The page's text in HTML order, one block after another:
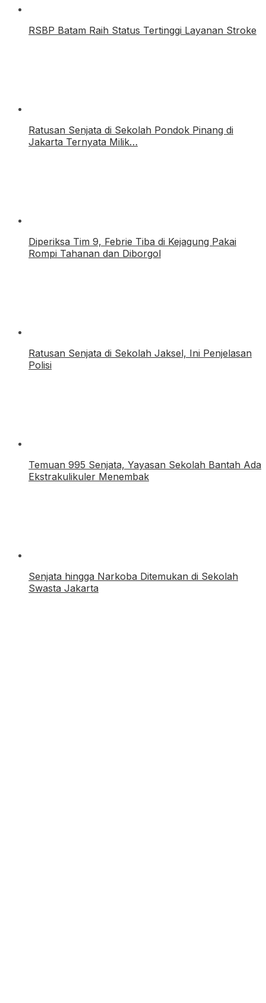
RSBP Batam Raih Status Tertinggi Layanan Stroke
Ratusan Senjata di Sekolah Pondok Pinang di
Jakarta Ternyata Milik…
Diperiksa Tim 9, Febrie Tiba di Kejagung Pakai
Rompi Tahanan dan Diborgol
Ratusan Senjata di Sekolah Jaksel, Ini Penjelasan
Polisi
Temuan 995 Senjata, Yayasan Sekolah Bantah Ada
Ekstrakulikuler Menembak
Senjata hingga Narkoba Ditemukan di Sekolah
Swasta Jakarta